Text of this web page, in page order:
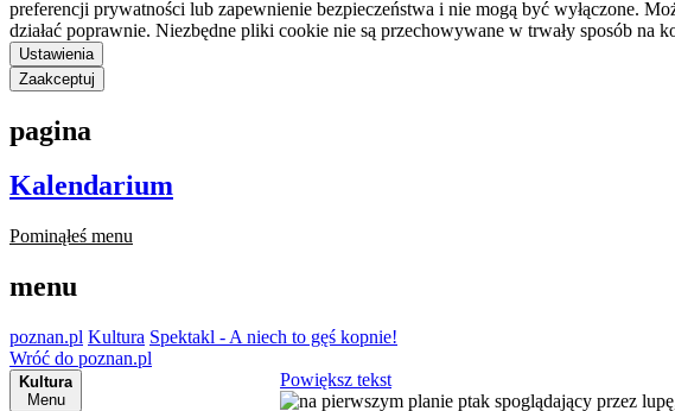
preferencji prywatności lub zapewnienie bezpieczeństwa i nie mogą być wyłączone.
działać poprawnie. Niezbędne pliki cookie nie są przechowywane w trwały sposób
Ustawienia
Zaakceptuj
pagina
Kalendarium
Pominąłeś menu
menu
poznan.pl Kultura Spektakl - A niech to gęś kopnie!
Wróć do poznan.pl
Kultura
Menu
Powiększ tekst